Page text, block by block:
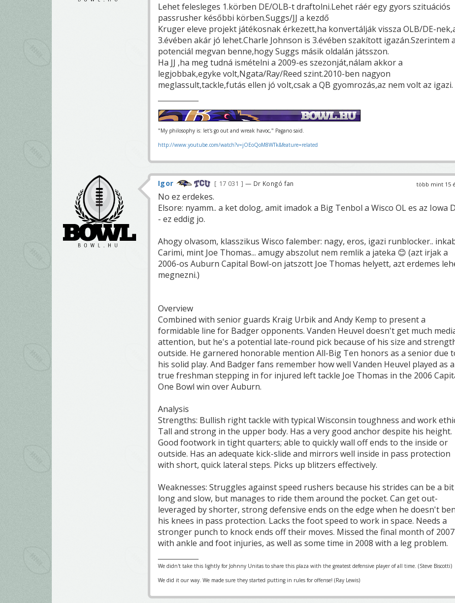
Lehet felesleges 1.körben DE/OLB-t draftolni.Lehet ráér egy gyors szituációs
passrusher későbbi körben.Suggs/JJ a kezdő
Kruger eleve projekt játékosnak érkezett,ha konvertálják vissza OLB/DE-
3.évében akár jó lehet.Charle Johnson is 3.évében szakított igazán.Szerintem
potenciál megvan benne,hogy Suggs másik oldalán játsszon.
Ha JJ ,ha meg tudná ismételni a 2009-es szezonját,nálam akkor a
legjobbak,egyke volt,Ngata/Ray/Reed szint.2010-ben nagyon
meglassult,tackle,futás ellen jó volt,csak a QB gyomrozás,az nem volt az igazi.
"My philosophy is: let's go out and wreak havoc," Pagano said.
http://www.youtube.com/watch?v=jOEoQoM8WTk&feature=related
több mint 15
Igor 17 031 — Dr Kongó fan
No ez erdekes.
Elsore: nyamm.. a ket dolog, amit imadok a Big Tenbol a Wisco OL es az Iowa
- ez eddig jo.
Ahogy olvasom, klasszikus Wisco falember: nagy, eros, igazi runblocker..
Carimi, mint Joe Thomas... amugy abszolut nem remlik a jateka 😊 (azt irjak a
2006-os Auburn Capital Bowl-on jatszott Joe Thomas helyett, azt erdemes
megnezni.)
Overview
Combined with senior guards Kraig Urbik and Andy Kemp to present a
formidable line for Badger opponents. Vanden Heuvel doesn't get much
attention, but he's a potential late-round pick because of his size and
outside. He garnered honorable mention All-Big Ten honors as a senior due
his solid play. And Badger fans remember how well Vanden Heuvel played as a
true freshman stepping in for injured left tackle Joe Thomas in the 2006
One Bowl win over Auburn.
Analysis
Strengths: Bullish right tackle with typical Wisconsin toughness and work
Tall and strong in the upper body. Has a very good anchor despite his height.
Good footwork in tight quarters; able to quickly wall off ends to the inside or
outside. Has an adequate kick-slide and mirrors well inside in pass protection
with short, quick lateral steps. Picks up blitzers effectively.
Weaknesses: Struggles against speed rushers because his strides can be a bit
long and slow, but manages to ride them around the pocket. Can get out-
leveraged by shorter, strong defensive ends on the edge when he doesn't
his knees in pass protection. Lacks the foot speed to work in space. Needs a
stronger punch to knock ends off their moves. Missed the final month of 2007
with ankle and foot injuries, as well as some time in 2008 with a leg problem.
We didn't take this lightly for Johnny Unitas to share this plaza with the greatest defensive player of all time. (Steve Biscotti)
We did it our way. We made sure they started putting in rules for offense! (Ray Lewis)